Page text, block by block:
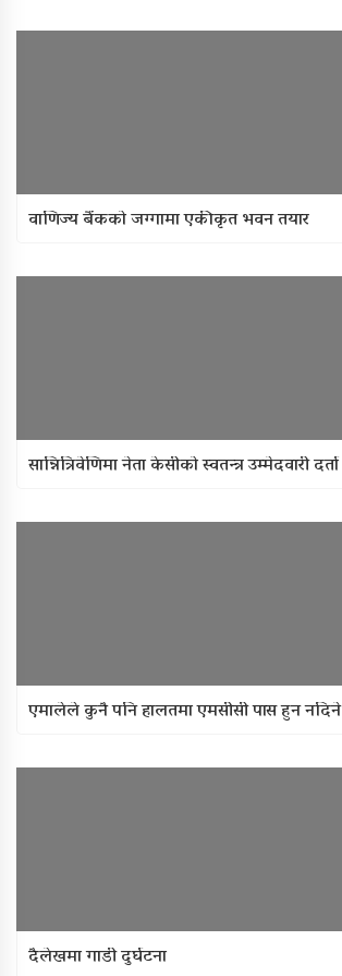
सामुदायिक विद्यालयलाई
वाणिज्य बैंकको जग्गामा एकीकृत भवन तयार
सान्नित्रिवेणिमा नेता केसीको स्वतन्त्र उम्मेदवारी दर्ता
एमालेले कुनै पनि हालतमा एमसीसी पास हुन नदिने
दैलेखमा गाडी दुर्घटना